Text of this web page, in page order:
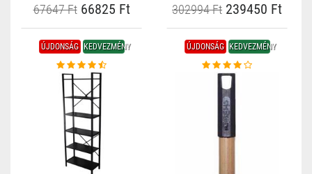
67647 Ft66825 Ft 302994 Ft 239450 Ft
ÚJDONSÁG KEDVEZMÉNY ÚJDONSÁG KEDVEZMÉNY